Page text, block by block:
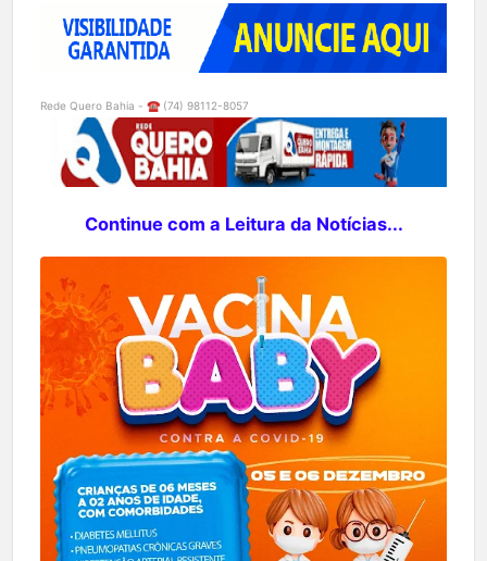
Rede Quero Bahia - ☎️ (74) 98112-8057
Continue com a Leitura da Notícias...